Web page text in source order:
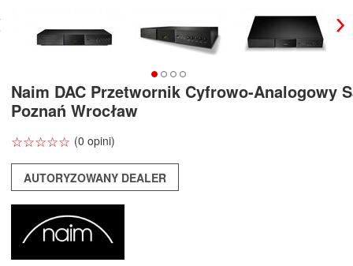
Naim DAC Przetwornik Cyfrowo-Analogowy
Poznań Wrocław
☆☆☆☆☆
★★★★★ (0 opini)
AUTORYZOWANY DEALER